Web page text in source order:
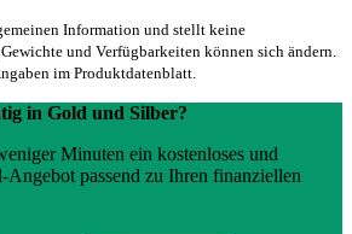
Information und stellt keine
und Verfügbarkeiten können sich ändern.
im Produktdatenblatt.
in Gold und Silber?
Minuten ein kostenloses und
passend zu Ihren finanziellen